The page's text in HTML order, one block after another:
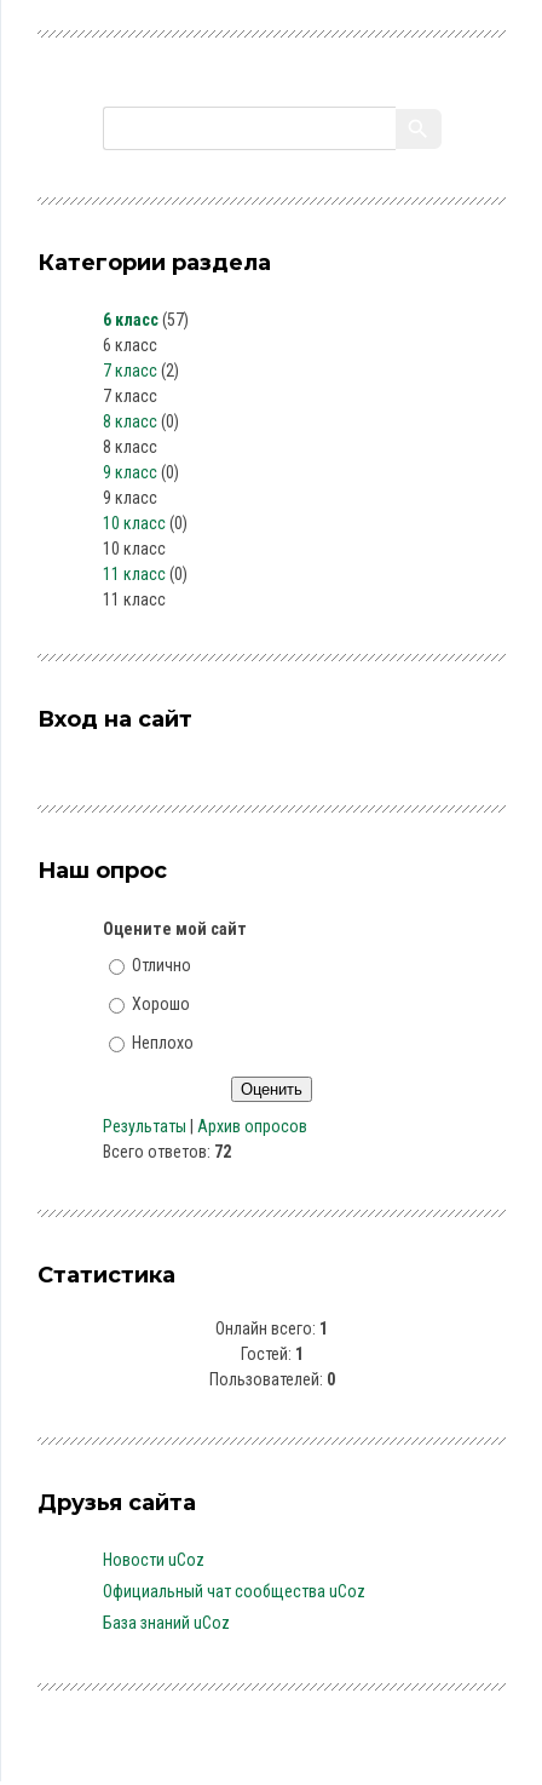
Категории раздела
6 класс (57)
6 класс
7 класс (2)
7 класс
8 класс (0)
8 класс
9 класс (0)
9 класс
10 класс (0)
10 класс
11 класс (0)
11 класс
Вход на сайт
Наш опрос
Оцените мой сайт
Отлично
Хорошо
Неплохо
Результаты
Архив опросов
Всего ответов: 72
Статистика
Онлайн всего: 1
Гостей: 1
Пользователей: 0
Друзья сайта
Новости uCoz
Официальный чат сообщества uCoz
База знаний uCoz